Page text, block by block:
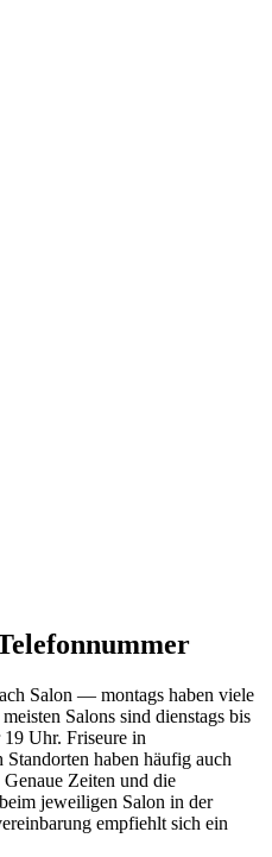
Salon — montags haben viele
Salons sind dienstags bis
Uhr. Friseure in
haben häufig auch
Zeiten und die
jeweiligen Salon in der
empfiehlt sich ein